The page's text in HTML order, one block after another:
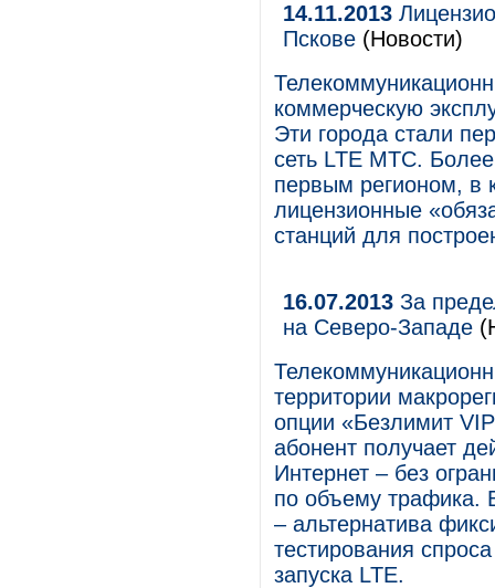
14.11.2013
Пскове (Новости)
коммерческую
Эти города стали
сеть LTE МТС. Более
первым регионом, в
лицензионные
станций для
16.07.2013 За
на Северо-Западе
территории
опции «Безлимит
абонент получает
Интернет – без
по объему трафика.
– альтернатива
тестирования
запуска LTE.